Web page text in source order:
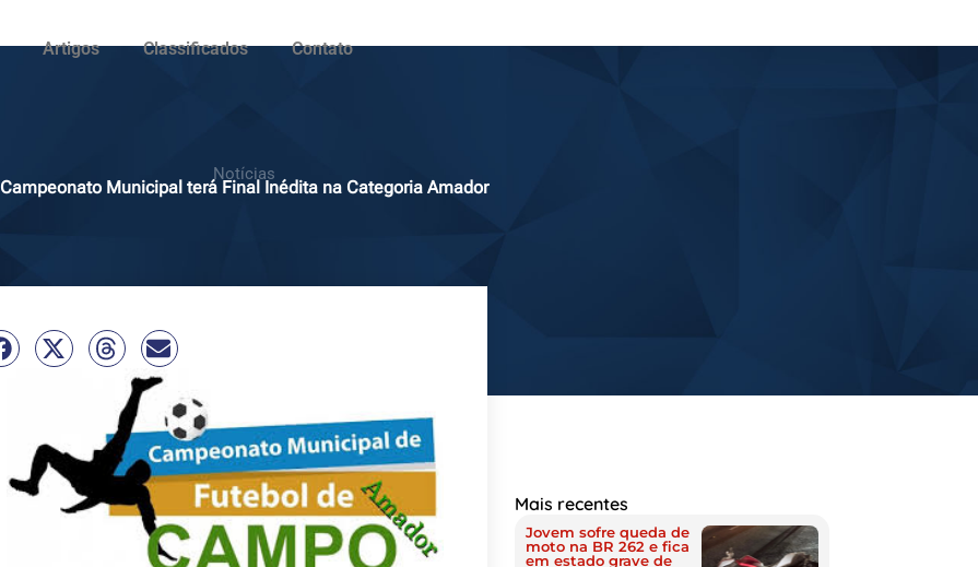
Artigos Classificados Contato
Notícias
Campeonato Municipal terá Final Inédita na Categoria Amador
Mais recentes
Jovem sofre queda de
moto na BR 262 e fica
em estado grave de